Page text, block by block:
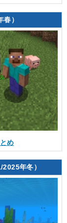
）
め
年冬）